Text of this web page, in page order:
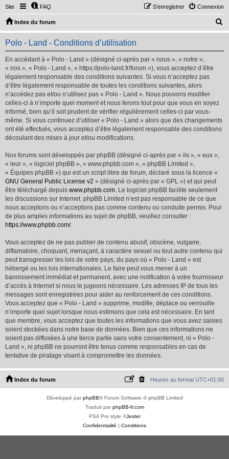
Site FAQ Connexion
S’enregistrer
Index du forum
e
Polo - Land - Conditions d’utilisation
En accédant à « Polo - Land » (désigné ci-après par « nous », « notre »,
« nos », « Polo - Land », « https://polo-land.fr/forum »), vous acceptez d’être
légalement responsable des conditions suivantes. Si vous n’acceptez pas
d’être légalement responsable de toutes les conditions suivantes, alors
n’accédez pas et/ou n’utilisez pas « Polo - Land ». Nous pouvons modifier
celles-ci à n’importe quel moment et nous ferons tout pour que vous en soyez
informé, bien qu’il soit prudent de vérifier régulièrement celles-ci par vous-
même. Si vous continuez d’utiliser « Polo - Land » alors que des changements
ont été effectués, vous acceptez d’être légalement responsable des conditions
découlant des mises à jour et/ou modifications.
Nos forums sont développés par phpBB (désigné ci-après par « ils », « eux »,
« leur », « logiciel phpBB », « www.phpbb.com », « phpBB Limited »,
« Équipes phpBB ») qui est un script libre de forum, déclaré sous la licence «
GNU General Public License v2 » (désigné ci-après par « GPL ») et qui peut
être téléchargé depuis www.phpbb.com. Le logiciel phpBB facilite seulement
les discussions sur Internet. phpBB Limited n’est pas responsable de ce que
nous acceptons ou n’acceptons pas comme contenu ou conduite permis. Pour
de plus amples informations au sujet de phpBB, veuillez consulter :
https://www.phpbb.com/.
Vous acceptez de ne pas publier de contenu abusif, obscène, vulgaire,
diffamatoire, choquant, menaçant, à caractère sexuel ou tout autre contenu qui
peut transgresser les lois de votre pays, du pays où « Polo - Land » est
hébergé ou les lois internationales. Le faire peut vous mener à un
bannissement immédiat et permanent, avec une notification à votre fournisseur
d’accès à Internet si nous le jugeons nécessaire. Les adresses IP de tous les
messages sont enregistrées pour aider au renforcement de ces conditions.
Vous acceptez que « Polo - Land » supprime, modifie, déplace ou verrouille
n’importe quel sujet lorsque nous estimons que cela est nécessaire. En tant
que membre, vous acceptez que toutes les informations que vous avez saisies
soient stockées dans notre base de données. Bien que ces informations ne
soient pas diffusées à une tierce partie sans votre consentement, ni « Polo -
Land », ni phpBB ne pourront être tenus comme responsables en cas de
tentative de piratage visant à compromettre les données.
Index du forum Heures au format UTC+01:00
Développé parphpBB® Forum Software © phpBB Limited
Traduit parphpBB-fr.com
PS4 Pro style ©Jester
Confidentialité | Conditions